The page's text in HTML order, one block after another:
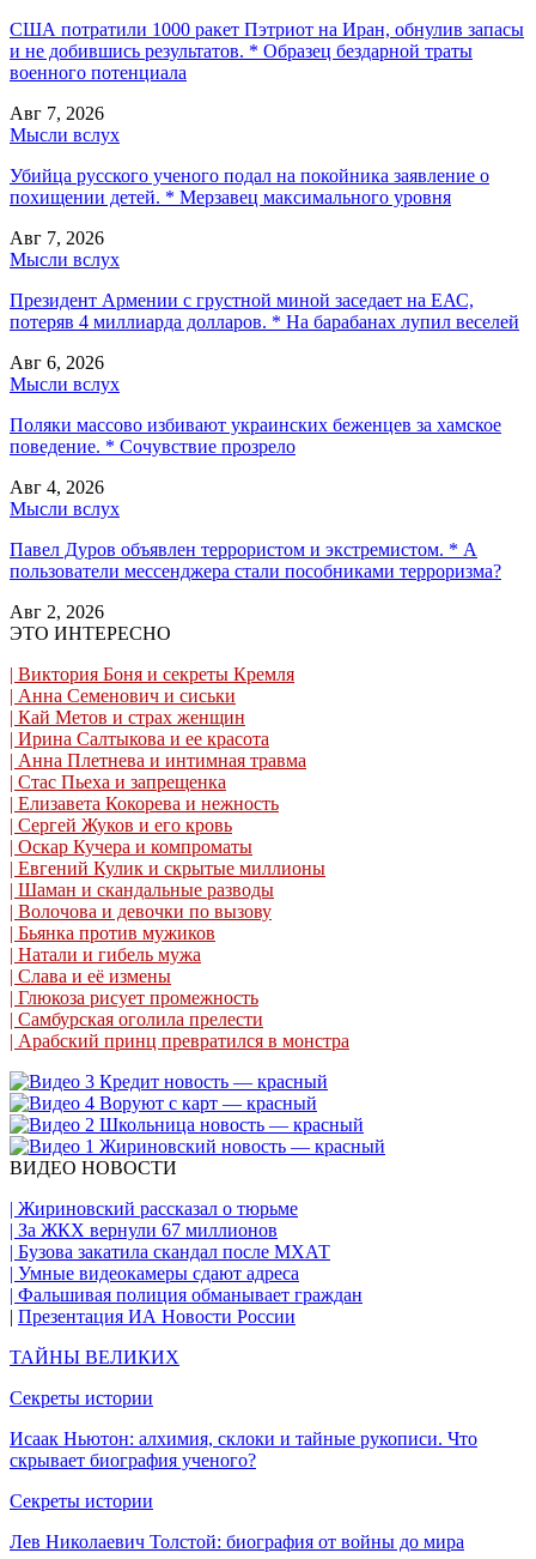
США потратили 1000 ракет Пэтриот на Иран, обнулив запасы
и не добившись результатов. * Образец бездарной траты
военного потенциала
Авг 7, 2026
Мысли вслух
Убийца русского ученого подал на покойника заявление о
похищении детей. * Мерзавец максимального уровня
Авг 7, 2026
Мысли вслух
Президент Армении с грустной миной заседает на ЕАС,
потеряв 4 миллиарда долларов. * На барабанах лупил веселей
Авг 6, 2026
Мысли вслух
Поляки массово избивают украинских беженцев за хамское
поведение. * Сочувствие прозрело
Авг 4, 2026
Мысли вслух
Павел Дуров объявлен террористом и экстремистом. * А
пользователи мессенджера стали пособниками терроризма?
Авг 2, 2026
ЭТО ИНТЕРЕСНО
| Виктория Боня и секреты Кремля
| Анна Семенович и сиськи
| Кай Метов и страх женщин
| Ирина Салтыкова и ее красота
| Анна Плетнева и интимная травма
| Стас Пьеха и запрещенка
| Елизавета Кокорева и нежность
| Сергей Жуков и его кровь
| Оскар Кучера и компроматы
| Евгений Кулик и скрытые миллионы
| Шаман и скандальные разводы
| Волочова и девочки по вызову
| Бьянка против мужиков
| Натали и гибель мужа
| Слава и её измены
| Глюкоза рисует промежность
| Самбурская оголила прелести
| Арабский принц превратился в монстра
ВИДЕО НОВОСТИ
| Жириновский рассказал о тюрьме
| За ЖКХ вернули 67 миллионов
| Бузова закатила скандал после МХАТ
| Умные видеокамеры сдают адреса
| Фальшивая полиция обманывает граждан
| Презентация ИА Новости России
ТАЙНЫ ВЕЛИКИХ
Секреты истории
Исаак Ньютон: алхимия, склоки и тайные рукописи. Что
скрывает биография ученого?
Секреты истории
Лев Николаевич Толстой: биография от войны до мира